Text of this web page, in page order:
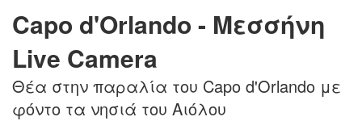
Capo d'Orlando - Μεσσήνη
Live Camera
Θέα στην παραλία του Capo d'Orlando με
φόντο τα νησιά του Αιόλου